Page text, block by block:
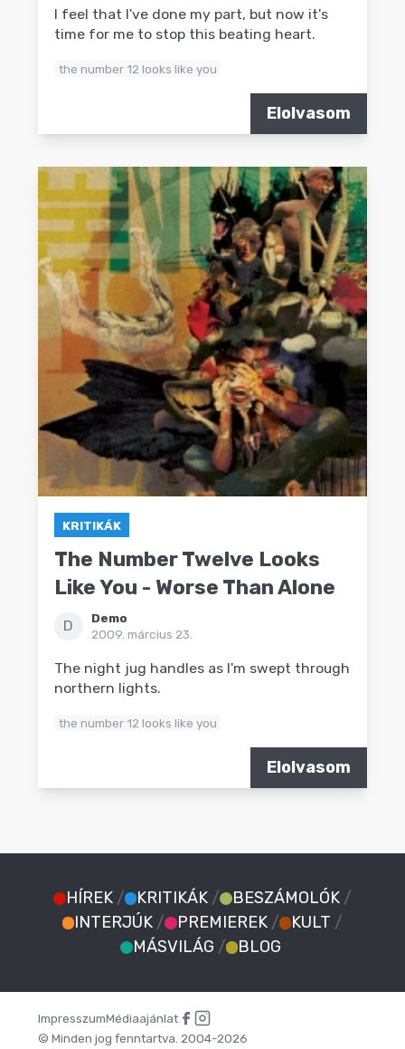
I feel that I've done my part, but now it's
time for me to stop this beating heart.
the number 12 looks like you
Elolvasom
KRITIKÁK
The Number Twelve Looks
Like You - Worse Than Alone
D
Demo
2009. március 23.
The night jug handles as I'm swept through
northern lights.
the number 12 looks like you
Elolvasom
HÍREK / KRITIKÁK / BESZÁMOLÓK /
INTERJÚK / PREMIEREK / KULT /
MÁSVILÁG / BLOG
ImpresszumMédiaajánlat
© Minden jog fenntartva. 2004-2026